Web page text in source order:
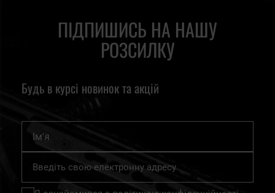
ПІДПИШИСЬ НА НАШУ
РОЗСИЛКУ
Будь в курсі новинок та акцій
Підпишіться
нашу